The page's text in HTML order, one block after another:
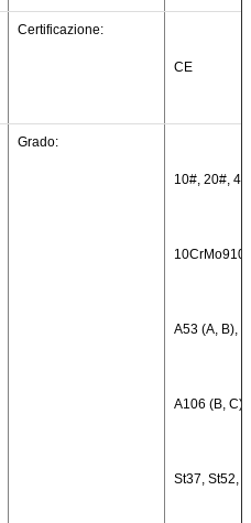
Certificazione:
CE
Grado:
10#, 20#,
A53 (A, B),
A106 (B, C),
St37, St52,